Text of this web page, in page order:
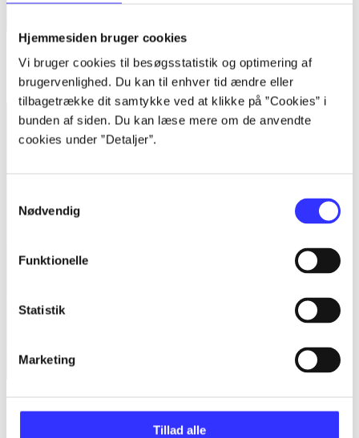
Hjemmesiden bruger cookies
Vi bruger cookies til besøgsstatistik og optimering af
brugervenlighed. Du kan til enhver tid ændre eller
tilbagetrække dit samtykke ved at klikke på ”Cookies” i
bunden af siden. Du kan læse mere om de anvendte
cookies under ”Detaljer”.
Nødvendig
Funktionelle
Statistik
Marketing
Tillad alle
Bind 1 -
Rationalitet og magt. Bind 1 : Det konkretes videnskab
Bent Flyvbjerg